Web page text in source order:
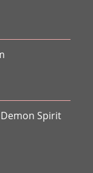
Spirit